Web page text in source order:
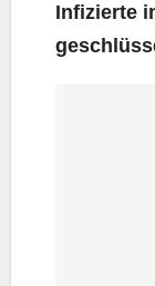
Infi­zier­te